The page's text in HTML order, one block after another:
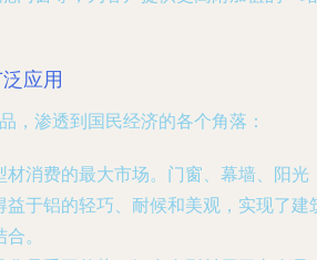
应用
，渗透到国民经济的各个角落：
材消费的最大市场。门窗、幕墙、阳光
益于铝的轻巧、耐候和美观，实现了建
。